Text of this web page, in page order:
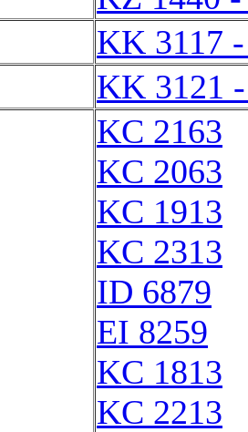
KK 3117
KK 3121
KC 2163
KC 2063
KC 1913
KC 2313
ID 6879
EI 8259
KC 1813
KC 2213